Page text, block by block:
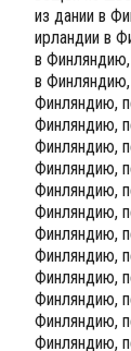
из дании в
ирландии в
в
в
Финляндию,
Финляндию,
Финляндию,
Финляндию,
Финляндию,
Финляндию,
Финляндию,
Финляндию,
Финляндию,
Финляндию,
Финляндию,
Финляндию,